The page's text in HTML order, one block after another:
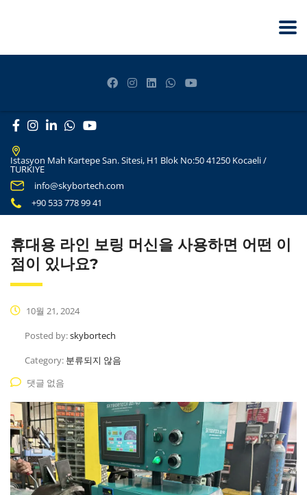
Istasyon Mah Kartepe San. Sitesi, H1 Blok No:50 41250 Kocaeli /
TURKIYE
info@skybortech.com
+90 533 778 99 41
휴대용 라인 보링 머신을 사용하면 어떤 이
점이 있나요?
10월 21, 2024
Posted by:skybortech
Category: 분류되지 않음
댓글 없음